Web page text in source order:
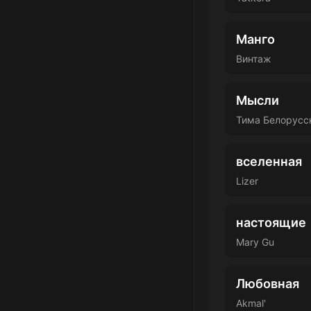
Манго
Винтаж
Мысли
Тима
вселенная
Lizer
настоящие
Mary Gu
Любовная
Akmal'